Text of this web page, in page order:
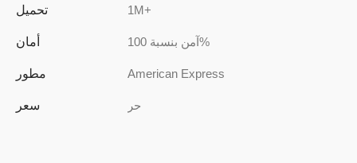
تحميل 1M+
أمان آمن بنسبة 100%
مطور American Express
سعر حر